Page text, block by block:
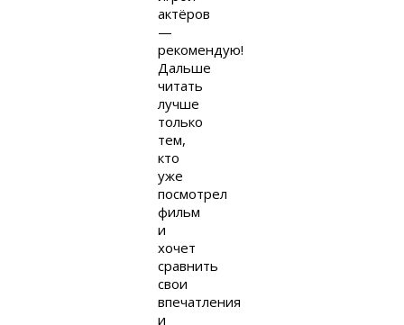
актёров
—
рекомендую!
Дальше
читать
лучше
только
тем,
кто
уже
посмотрел
фильм
и
хочет
сравнить
свои
впечатления
и